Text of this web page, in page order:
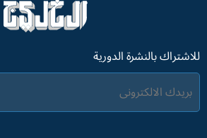
للاشتراك بالنشرة الدورية